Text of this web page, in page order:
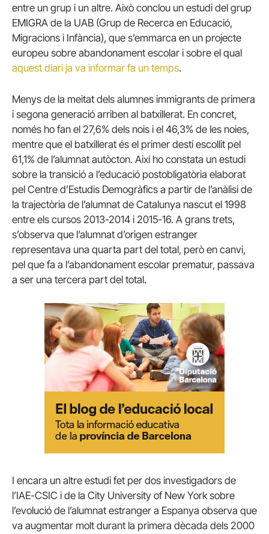
entre un grup i un altre. Això conclou un estudi del grup
EMIGRA de la UAB (Grup de Recerca en Educació,
Migracions i Infància), que s’emmarca en un projecte
europeu sobre abandonament escolar i sobre el qual
aquest diari ja va informar fa un temps.
Menys de la meitat dels alumnes immigrants de primera
i segona generació arriben al batxillerat. En concret,
només ho fan el 27,6% dels nois i el 46,3% de les noies,
mentre que el batxillerat és el primer destí escollit pel
61,1% de l’alumnat autòcton. Així ho constata un estudi
sobre la transició a l’educació postobligatòria elaborat
pel Centre d’Estudis Demogràfics a partir de l’anàlisi de
la trajectòria de l’alumnat de Catalunya nascut el 1998
entre els cursos 2013-2014 i 2015-16. A grans trets,
s’observa que l’alumnat d’origen estranger
representava una quarta part del total, però en canvi,
pel que fa a l’abandonament escolar prematur, passava
a ser una tercera part del total.
I encara un altre estudi fet per dos investigadors de
l’IAE-CSIC i de la City University of New York sobre
l’evolució de l’alumnat estranger a Espanya observa que
va augmentar molt durant la primera dècada dels 2000